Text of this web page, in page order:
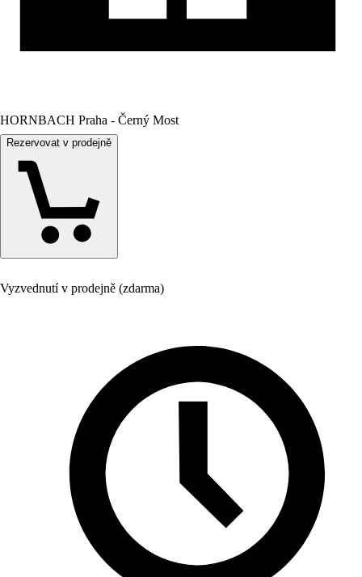
HORNBACH Praha - Černý Most
Rezervovat v prodejně
Vyzvednutí v prodejně (zdarma)